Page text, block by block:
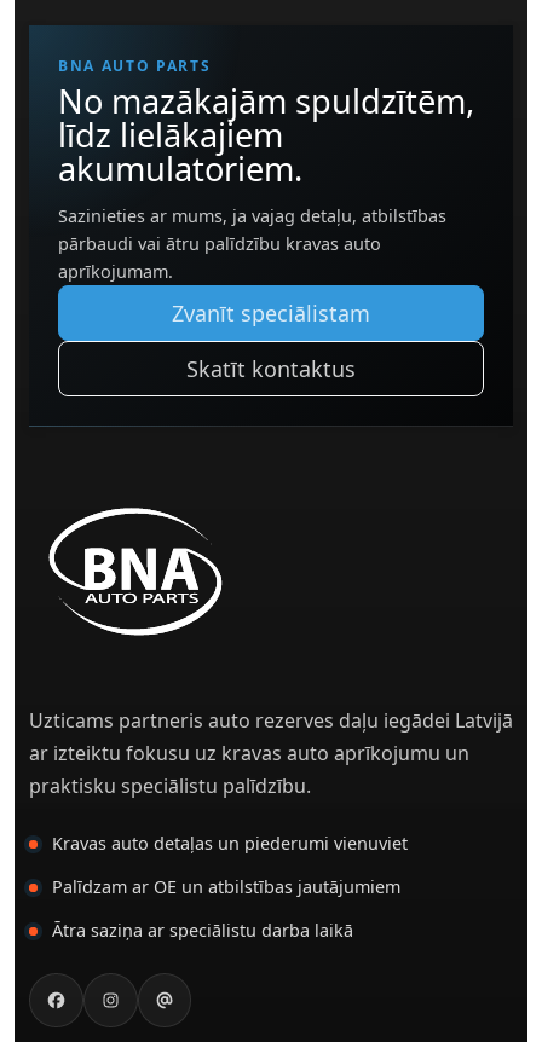
BNA AUTO PARTS
No mazākajām spuldzītēm,
līdz lielākajiem
akumulatoriem.
Sazinieties ar mums, ja vajag detaļu, atbilstības
pārbaudi vai ātru palīdzību kravas auto
aprīkojumam.
Zvanīt speciālistam
Skatīt kontaktus
Uzticams partneris auto rezerves daļu iegādei Latvijā
ar izteiktu fokusu uz kravas auto aprīkojumu un
praktisku speciālistu palīdzību.
Kravas auto detaļas un piederumi vienuviet
Palīdzam ar OE un atbilstības jautājumiem
Ātra saziņa ar speciālistu darba laikā